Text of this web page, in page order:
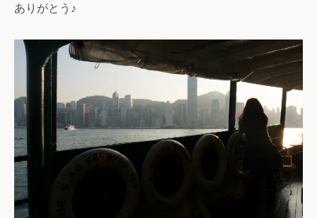
ありがとう♪